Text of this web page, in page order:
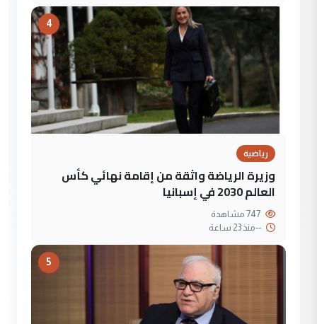
4
رياضية
وزيرة الرياضة واثقة من إقامة نهائي كأس
العالم 2030 في إسبانيا
--منذ 23 ساعة
5